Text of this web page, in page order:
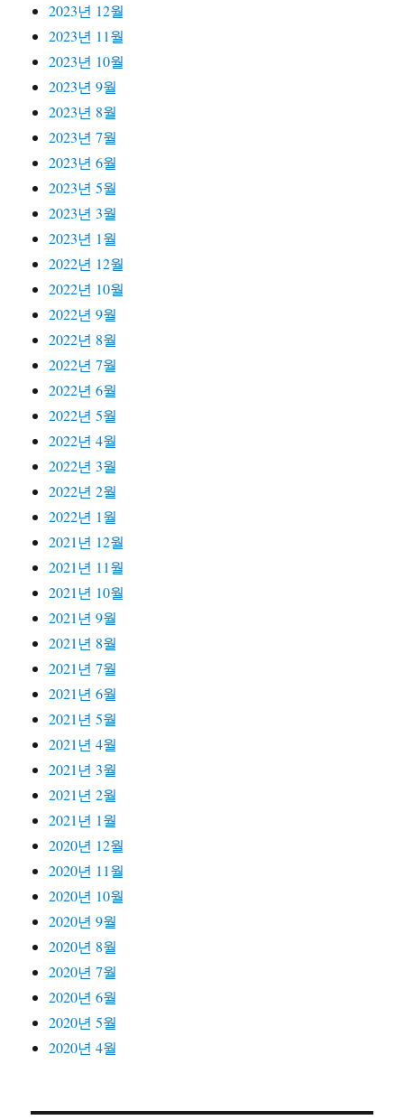
2023년 12월
2023년 11월
2023년 10월
2023년 9월
2023년 8월
2023년 7월
2023년 6월
2023년 5월
2023년 3월
2023년 1월
2022년 12월
2022년 10월
2022년 9월
2022년 8월
2022년 7월
2022년 6월
2022년 5월
2022년 4월
2022년 3월
2022년 2월
2022년 1월
2021년 12월
2021년 11월
2021년 10월
2021년 9월
2021년 8월
2021년 7월
2021년 6월
2021년 5월
2021년 4월
2021년 3월
2021년 2월
2021년 1월
2020년 12월
2020년 11월
2020년 10월
2020년 9월
2020년 8월
2020년 7월
2020년 6월
2020년 5월
2020년 4월